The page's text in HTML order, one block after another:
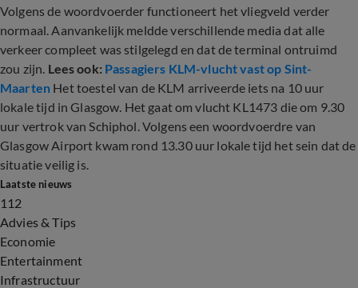
Volgens de woordvoerder functioneert het vliegveld verder
normaal. Aanvankelijk meldde verschillende media dat alle
verkeer compleet was stilgelegd en dat de terminal ontruimd
zou zijn. Lees ook: Passagiers KLM-vlucht vast op Sint-
Maarten Het toestel van de KLM arriveerde iets na 10 uur
lokale tijd in Glasgow. Het gaat om vlucht KL1473 die om 9.30
uur vertrok van Schiphol. Volgens een woordvoerdre van
Glasgow Airport kwam rond 13.30 uur lokale tijd het sein dat de
situatie veilig is.
Laatste nieuws
112
Advies & Tips
Economie
Entertainment
Infrastructuur